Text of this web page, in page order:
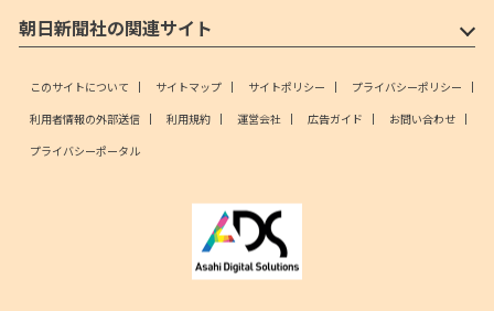
朝日新聞社の関連サイト
このサイトについて サイトマップ サイトポリシー
プライバシーポリシー
利用者情報の外部送信
利用規約 運営会社 広告ガイド
お問い合わせ
プライバシーポータル